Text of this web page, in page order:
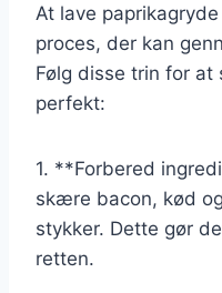
At lave
proces, der kan
Følg disse trin for
perfekt:
1. **Forbered
skære bacon, kød
stykker. Dette gør
retten.